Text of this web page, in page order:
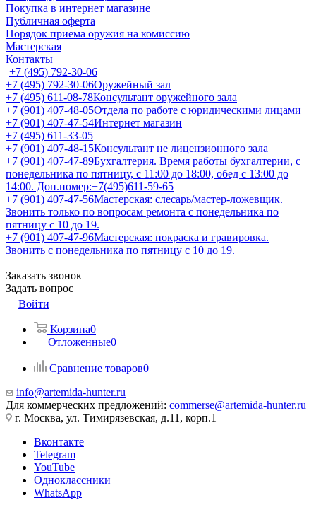
Покупка в интернет магазине
Публичная оферта
Порядок приема оружия на комиссию
Мастерская
Контакты
+7 (495) 792-30-06
+7 (495) 792-30-06Оружейный зал
+7 (495) 611-08-78Консультант оружейного зала
+7 (901) 407-48-05Отдела по работе с юридическими лицами
+7 (901) 407-47-54Интернет магазин
+7 (495) 611-33-05
+7 (901) 407-48-15Консультант не лицензионного зала
+7 (901) 407-47-89Бухгалтерия. Время работы бухгалтерии, с
понедельника по пятницу, с 11:00 до 18:00, обед с 13:00 до
14:00. Доп.номер:+7(495)611-59-65
+7 (901) 407-47-56Мастерская: слесарь/мастер-ложевщик.
Звонить только по вопросам ремонта с понедельника по
пятницу с 10 до 19.
+7 (901) 407-47-96Мастерская: покраска и гравировка.
Звонить с понедельника по пятницу с 10 до 19.
Заказать звонок
Задать вопрос
Войти
Корзина0
Отложенные0
Сравнение товаров0
info@artemida-hunter.ru
Для коммерческих предложений: commerse@artemida-hunter.ru
г. Москва, ул. Тимирязевская, д.11, корп.1
Вконтакте
Telegram
YouTube
Одноклассники
WhatsApp